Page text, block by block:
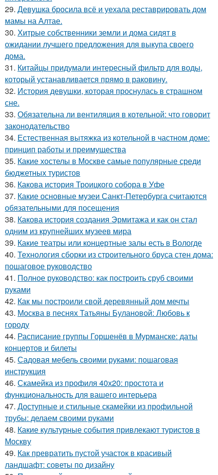
29. Девушка бросила всё и уехала реставрировать дом
мамы на Алтае.
30. Хитрые собственники земли и дома сидят в
ожидании лучшего предложения для выкупа своего
дома.
31. Китайцы придумали интересный фильтр для воды,
который устанавливается прямо в раковину.
32. История девушки, которая проснулась в страшном
сне.
33. Обязательна ли вентиляция в котельной: что говорит
законодательство
34. Естественная вытяжка из котельной в частном доме:
принцип работы и преимущества
35. Какие хостелы в Москве самые популярные среди
бюджетных туристов
36. Какова история Троицкого собора в Уфе
37. Какие основные музеи Санкт-Петербурга считаются
обязательными для посещения
38. Какова история создания Эрмитажа и как он стал
одним из крупнейших музеев мира
39. Какие театры или концертные залы есть в Вологде
40. Технология сборки из строительного бруса стен дома:
пошаговое руководство
41. Полное руководство: как построить сруб своими
руками
42. Как мы построили свой деревянный дом мечты
43. Москва в песнях Татьяны Булановой: Любовь к
городу
44. Расписание группы Горшенёв в Мурманске: даты
концертов и билеты
45. Садовая мебель своими руками: пошаговая
инструкция
46. Скамейка из профиля 40х20: простота и
функциональность для вашего интерьера
47. Доступные и стильные скамейки из профильной
трубы: делаем своими руками
48. Какие культурные события привлекают туристов в
Москву
49. Как превратить пустой участок в красивый
ландшафт: советы по дизайну